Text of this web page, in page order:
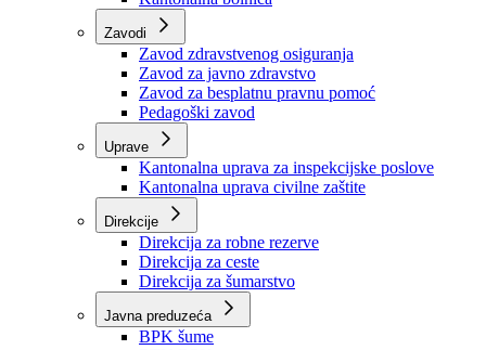
Centar za socijalni rad
Dom za stara i iznemogla lica
Kantonalna bolnica
Zavodi
Zavod zdravstvenog osiguranja
Zavod za javno zdravstvo
Zavod za besplatnu pravnu pomoć
Pedagoški zavod
Kantonalna uprava za inspekcijske poslove
Kantonalna uprava civilne zaštite
Direkcije
Direkcija za robne rezerve
Direkcija za ceste
Direkcija za šumarstvo